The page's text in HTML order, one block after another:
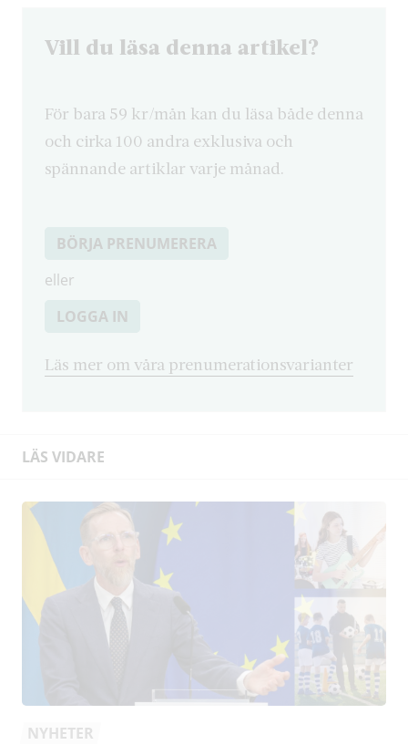
Vill du läsa denna artikel?
För bara 59 kr/mån kan du läsa både denna
och cirka 100 andra exklusiva och
spännande artiklar varje månad.
BÖRJA PRENUMERERA
eller
LOGGA IN
Läs mer om våra prenumerationsvarianter
LÄS VIDARE
NYHETER